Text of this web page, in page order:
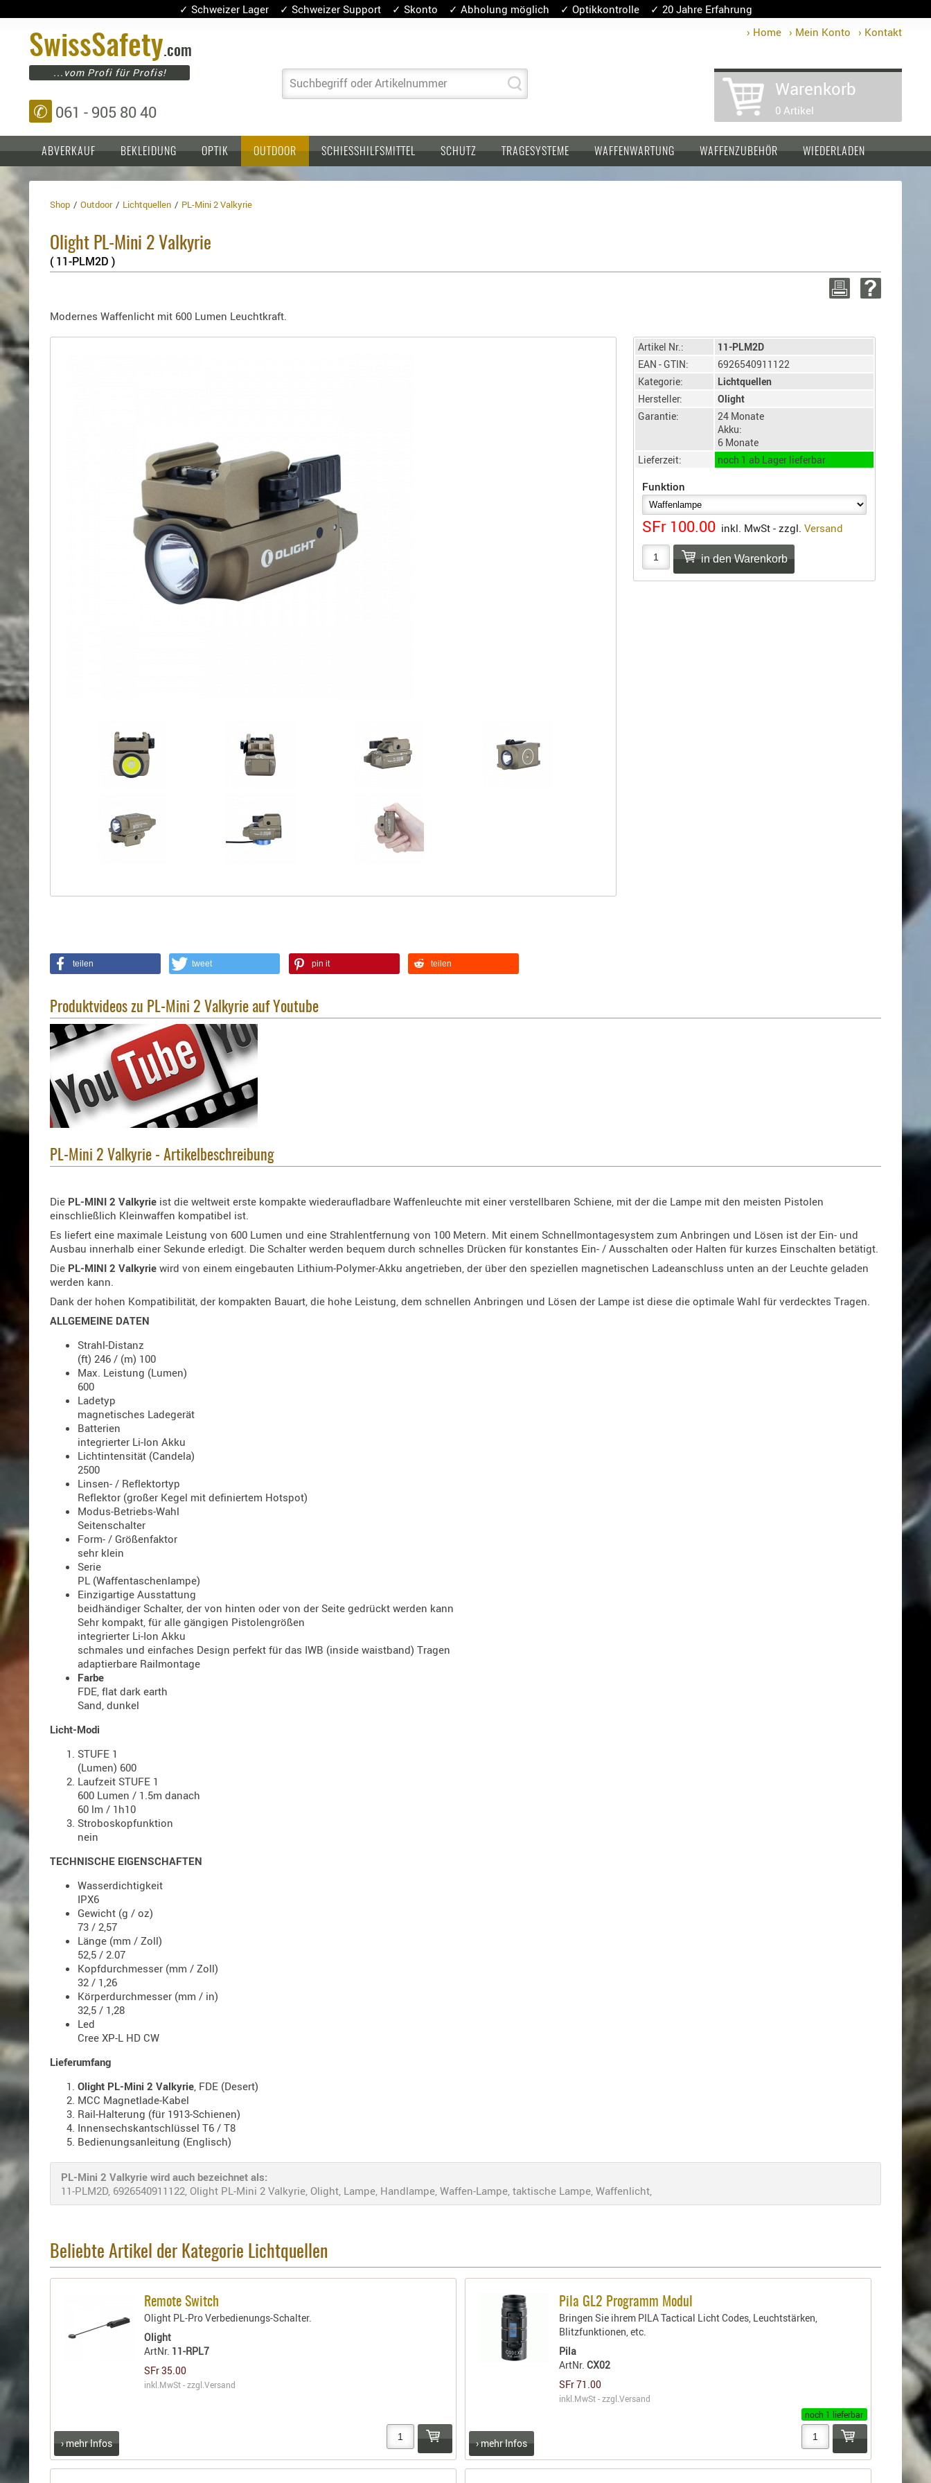
✓ Schweizer Lager ✓ Schweizer Support ✓ Skonto ✓ Abholung möglich ✓ Optikkontrolle ✓ 20 Jahre Erfahrung
› Home › Mein Konto › Kontakt
SwissSafety.com
...vom Profi für Profis!
✆ 061 - 905 80 40
Suchbegriff oder Artikelnummer Warenkorb
0 Artikel
ABVERKAUF BEKLEIDUNG OPTIK OUTDOOR SCHIESSHILFSMITTEL SCHUTZ
Einlagen,
Kopfschutz
Tragesysteme
TRAGESYSTEME
Holster
Grundplatten
Holster
Holster
WAFFENWARTUNG WAFFENZUBEHÖR WIEDERLADEN
Shop Outdoor Lichtquellen PL-Mini 2 Valkyrie
Olight PL-Mini 2 Valkyrie
( 11-PLM2D )
Modernes Waffenlicht mit 600 Lumen Leuchtkraft.
Artikel Nr.:
11-PLM2D
EAN - GTIN:
6926540911122
Kategorie:
Lichtquellen
Hersteller:
Olight
Garantie:
24 Monate
Akku:
6 Monate
Lieferzeit:
noch 1 ab Lager lieferbar
Funktion
SFr 100.00 inkl. MwSt - zzgl. Versand
teilen tweet pin it teilen
Produktvideos zu PL-Mini 2 Valkyrie auf Youtube
PL-Mini 2 Valkyrie - Artikelbeschreibung
Die PL-MINI 2 Valkyrie ist die weltweit erste kompakte wiederaufladbare Waffenleuchte mit einer verstellbaren Schiene, mit der die Lampe mit den meisten Pistolen
einschließlich Kleinwaffen kompatibel ist.
Es liefert eine maximale Leistung von 600 Lumen und eine Strahlentfernung von 100 Metern. Mit einem Schnellmontagesystem zum Anbringen und Lösen ist der Ein- und
Ausbau innerhalb einer Sekunde erledigt. Die Schalter werden bequem durch schnelles Drücken für konstantes Ein- / Ausschalten oder Halten für kurzes Einschalten betätigt.
Die PL-MINI 2 Valkyrie wird von einem eingebauten Lithium-Polymer-Akku angetrieben, der über den speziellen magnetischen Ladeanschluss unten an der Leuchte geladen
werden kann.
Dank der hohen Kompatibilität, der kompakten Bauart, die hohe Leistung, dem schnellen Anbringen und Lösen der Lampe ist diese die optimale Wahl für verdecktes Tragen.
ALLGEMEINE DATEN
Strahl-Distanz
(ft) 246 / (m) 100
Max. Leistung (Lumen)
600
Ladetyp
magnetisches Ladegerät
Batterien
integrierter Li-Ion Akku
Lichtintensität (Candela)
2500
Linsen- / Reflektortyp
Reflektor (großer Kegel mit definiertem Hotspot)
Modus-Betriebs-Wahl
Seitenschalter
Form- / Größenfaktor
sehr klein
Serie
PL (Waffentaschenlampe)
Einzigartige Ausstattung
beidhändiger Schalter, der von hinten oder von der Seite gedrückt werden kann
Sehr kompakt, für alle gängigen Pistolengrößen
integrierter Li-Ion Akku
schmales und einfaches Design perfekt für das IWB (inside waistband) Tragen
adaptierbare Railmontage
Farbe
FDE, flat dark earth
Sand, dunkel
Licht-Modi
STUFE 1
(Lumen) 600
Laufzeit STUFE 1
600 Lumen / 1.5m danach
60 lm / 1h10
Stroboskopfunktion
nein
TECHNISCHE EIGENSCHAFTEN
Wasserdichtigkeit
IPX6
Gewicht (g / oz)
73 / 2,57
Länge (mm / Zoll)
52,5 / 2.07
Kopfdurchmesser (mm / Zoll)
32 / 1,26
Körperdurchmesser (mm / in)
32,5 / 1,28
Led
Cree XP-L HD CW
Lieferumfang
Olight PL-Mini 2 Valkyrie, FDE (Desert)
MCC Magnetlade-Kabel
Rail-Halterung (für 1913-Schienen)
Innensechskantschlüssel T6 / T8
Bedienungsanleitung (Englisch)
PL-Mini 2 Valkyrie wird auch bezeichnet als:
11-PLM2D, 6926540911122, Olight PL-Mini 2 Valkyrie, Olight, Lampe, Handlampe, Waffen-Lampe, taktische Lampe, Waffenlicht,
Beliebte Artikel der Kategorie Lichtquellen
Remote Switch
Olight PL-Pro Verbedienungs-Schalter.
Olight
ArtNr. 11-RPL7
SFr 35.00
inkl.MwSt - zzgl.Versand
› mehr Infos
Pila GL2 Programm Modul
Bringen Sie ihrem PILA Tactical Licht Codes, Leuchtstärken,
Blitzfunktionen, etc.
Pila
ArtNr.CX02
SFr 71.00
inkl.MwSt - zzgl.Versand
noch 1 lieferbar
› mehr Infos